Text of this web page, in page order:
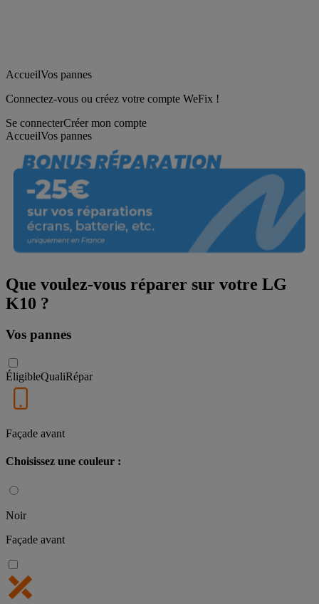
AccueilVos pannes
Connectez-vous ou créez votre compte WeFix !
Se connecterCréer mon compte
AccueilVos pannes
Que voulez-vous réparer sur votre LG
K10 ?
Vos pannes
ÉligibleQualiRépar
Façade avant
Choisissez une couleur :
Noir
Façade avant